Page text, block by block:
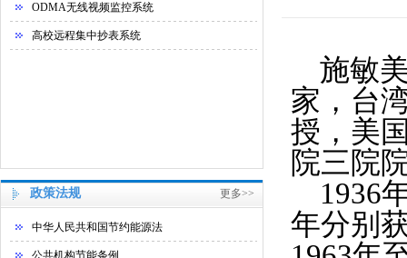
ODMA无线视频监控系统
高校远程集中抄表系统
政策法规 更多>>
中华人民共和国节约能源法
公共机构节能条例
施敏
家， 台
授，美
院三院
1936
年分别